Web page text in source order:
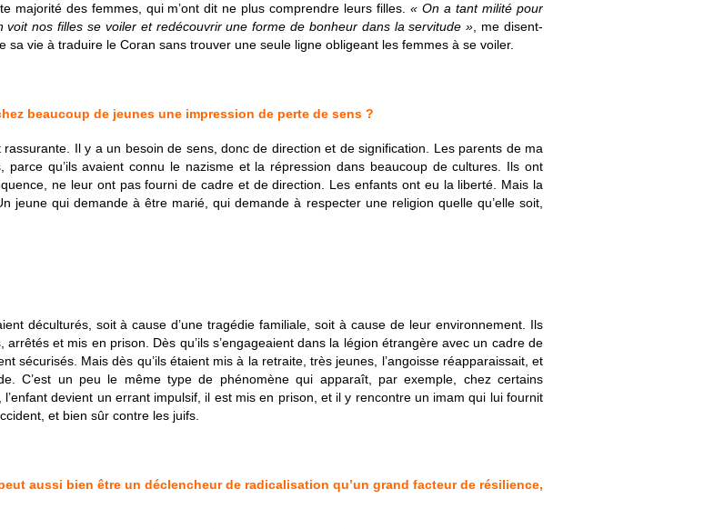
majorité des femmes, qui m’ont dit ne plus comprendre leurs filles.« On a tant milité pour
nos filles se voiler et redécouvrir une forme de bonheur dans la servitude » , me disent-
vie à traduire le Coran sans trouver une seule ligne obligeant les femmes à se voiler.
beaucoup de jeunes une impression de perte de sens ?
Il y a un besoin de sens, donc de direction et de signification. Les parents de ma
qu’ils avaient connu le nazisme et la répression dans beaucoup de cultures. Ils ont
ne leur ont pas fourni de cadre et de direction. Les enfants ont eu la liberté. Mais la
jeune qui demande à être marié, qui demande à respecter une religion quelle qu’elle soit,
déculturés, soit à cause d’une tragédie familiale, soit à cause de leur environnement. Ils
et mis en prison. Dès qu’ils s’engageaient dans la légion étrangère avec un cadre de
sécurisés. Mais dès qu’ils étaient mis à la retraite, très jeunes, l’angoisse réapparaissait, et
C’est un peu le même type de phénomène qui apparaît, par exemple, chez certains
devient un errant impulsif, il est mis en prison, et il y rencontre un imam qui lui fournit
et bien sûr contre les juifs.
aussi bien être un déclencheur de radicalisation qu’un grand facteur de résilience,